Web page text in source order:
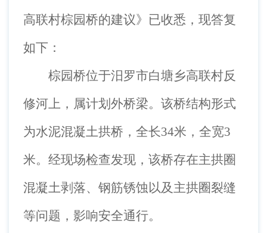
高联村棕园桥的建议》已收悉，现答复
如下：
棕园桥位于汨罗市白塘乡高联村反
修河上，属计划外桥梁。该桥结构形式
为水泥混凝土拱桥，全长34米，全宽3
米。经现场检查发现，该桥存在主拱圈
混凝土剥落、钢筋锈蚀以及主拱圈裂缝
等问题，影响安全通行。